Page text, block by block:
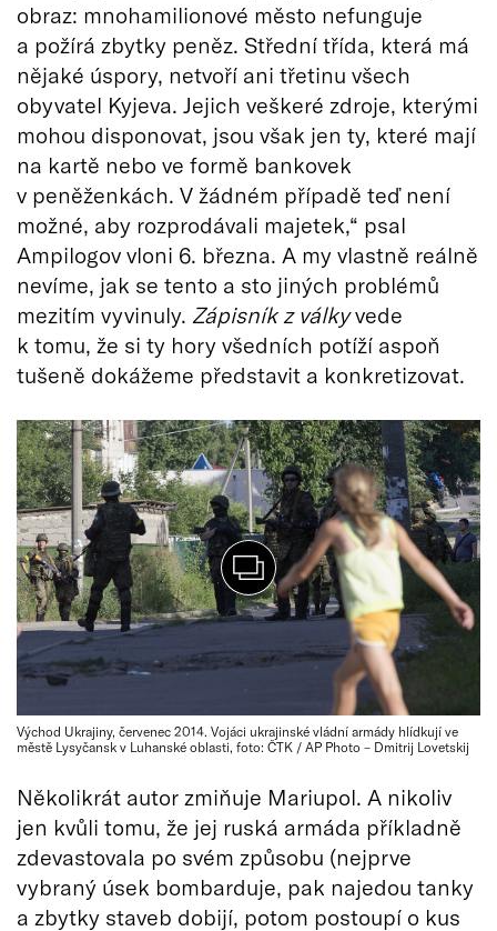
obraz: mnohamilionové město nefunguje
a požírá zbytky peněz. Střední třída, která má
nějaké úspory, netvoří ani třetinu všech
obyvatel Kyjeva. Jejich veškeré zdroje, kterými
mohou disponovat, jsou však jen ty, které mají
na kartě nebo ve formě bankovek
v peněženkách. V žádném případě teď není
možné, aby rozprodávali majetek,“ psal
Ampilogov vloni 6. března. A my vlastně reálně
nevíme, jak se tento a sto jiných problémů
mezitím vyvinuly. Zápisník z válkyvede
k tomu, že si ty hory všedních potíží aspoň
tušeně dokážeme představit a konkretizovat.
Východ Ukrajiny, červenec 2014. Vojáci ukrajinské vládní armády hlídkují ve
městě Lysyčansk v Luhanské oblasti, foto: ČTK / AP Photo – Dmitrij Lovetskij
Několikrát autor zmiňuje Mariupol. A nikoliv
jen kvůli tomu, že jej ruská armáda příkladně
zdevastovala po svém způsobu (nejprve
vybraný úsek bombarduje, pak najedou tanky
a zbytky staveb dobijí, potom postoupí o kus